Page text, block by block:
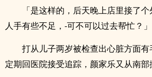
「是这样的，后天晚上店里接了
人手有些不足，-可不可以过去帮忙？」
打从儿子两岁被检查出心脏方面
定期回医院接受追踪，颜家乐又从南部